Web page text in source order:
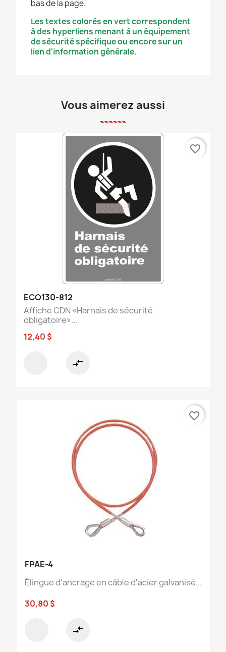
bas de la page.
Les textes colorés en vert correspondent
à des hyperliens menant à un équipement
de sécurité spécifique ou encore sur un
lien d'information générale.
Vous aimerez aussi
ECO130-812
Affiche CDN «Harnais de sécurité
obligatoire»...
12,40 $
compare_arrows
favorite_border
FPAE-4
Élingue d'ancrage en câble d'acier galvanisé...
30,80 $
compare_arrows
favorite_border